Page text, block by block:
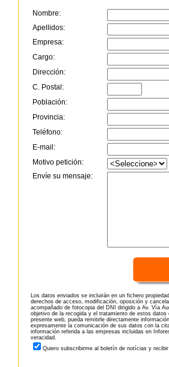
Nombre:
Apellidos:
Empresa:
Cargo:
Dirección:
C. Postal:
Población:
Provincia:
Teléfono:
E-mail:
Motivo petición:
Envíe su mensaje:
Los datos enviados se incluirán en un fichero
derechos de acceso, modificación, oposición y
acompañado de fotocopia del DNI dirigido a Av. Vía
objetivo de la recogida y el tratamiento de estos
presente web, pueda remitirle directamente
expresamente la comunicación de sus datos con la
información referida a las empresas incluidas en
veracidad.
Quiero subscribirme al boletín de notícias y